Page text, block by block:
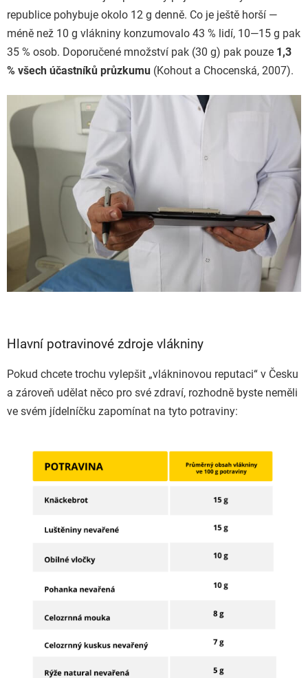
republice pohybuje okolo 12 g denně. Co je ještě horší —
méně než 10 g vlákniny konzumovalo 43 % lidí, 10—15 g pak
35 % osob. Doporučené množství pak (30 g) pak pouze 1,3
% všech účastníků průzkumu (Kohout a Chocenská, 2007).
Hlavní potravinové zdroje vlákniny
Pokud chcete trochu vylepšit „vlákninovou reputaci“ v Česku
a zároveň udělat něco pro své zdraví, rozhodně byste neměli
ve svém jídelníčku zapomínat na tyto potraviny: